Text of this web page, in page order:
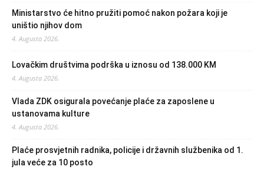
Ministarstvo će hitno pružiti pomoć nakon požara koji je
uništio njihov dom
4. Augusta 2026.
Lovačkim društvima podrška u iznosu od 138.000 KM
4. Augusta 2026.
Vlada ZDK osigurala povećanje plaće za zaposlene u
ustanovama kulture
4. Augusta 2026.
Plaće prosvjetnih radnika, policije i državnih službenika od 1.
jula veće za 10 posto